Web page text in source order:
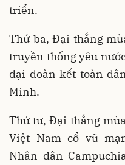
triển.
Thứ ba, Đại thắng
truyền thống yêu
đại đoàn kết toàn
Minh.
Thứ tư, Đại thắng
Việt Nam cổ vũ
Nhân dân